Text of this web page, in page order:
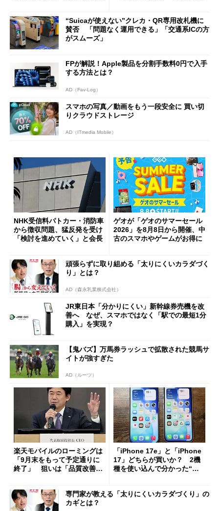
開催
“Suicaが使えない”クレカ・QR専用改札機に
賛否 「問題なく運用できる」「交通系ICの方
がスムーズ」
FPが解説！Apple製品を分割手数料0円で入手
する方法とは？
AD（Fav-Log）
スマホの写真／動画をもう一段安全に 買い切
りクラウドストレージ
AD（ITmedia Mobile）
NHK受信料パトカー・消防車
から徴収問題、猛反発を受け
「検討を進めていく」と会長
ゲオが「ゲオのサマーセール
2026」を8月8日から開催、中
古のスマホやゲームがお得に
頑張らずに取り組める「太りにくいカラダづく
り」とは？
AD（森永乳業株式会社）
JR東日本「分かりにくい」新幹線券売機を改
善へ なぜ、スマホではなく「駅での最短1分
購入」を実現？
【鬼バズ】万馬券ラッシュで拡散された競馬サ
イトが強すぎた
AD（ルーツ）
楽天モバイルのローミングは
「9月末をもって予定通りに
終了」 狙いは「品質改善」
も
「iPhone 17e」と「iPhone
17」どちらが買いか？ 2機
種を使い込んで分かった“ス
専門家が教える「太りにくいカラダづくり」の
カギとは？